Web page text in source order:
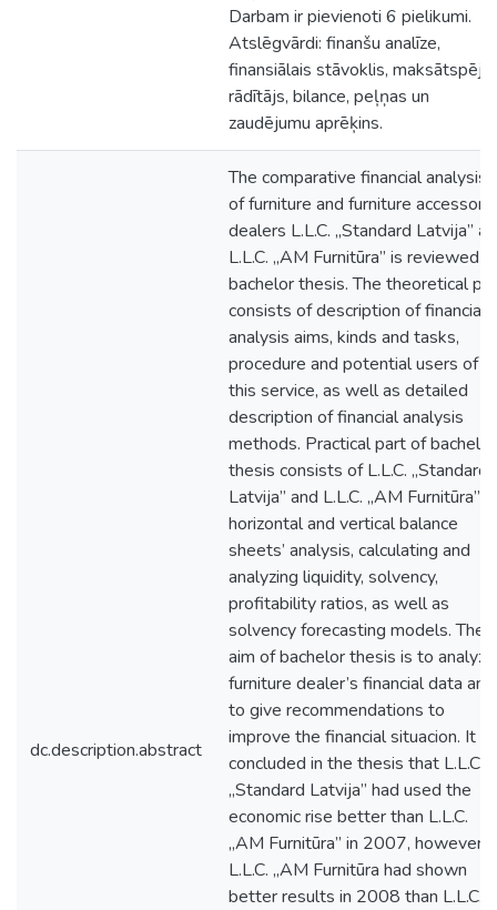
Darbam ir pievienoti 6 pielikumi.
Atslēgvārdi: finanšu analīze,
finansiālais stāvoklis, maksātspēja,
rādītājs, bilance, peļņas un
zaudējumu aprēķins.
dc.description.abstract
The comparative financial analysis
of furniture and furniture
dealers L.L.C. „Standard Latvija”
L.L.C. „AM Furnitūra” is reviewed in
bachelor thesis. The theoretical
consists of description of financial
analysis aims, kinds and tasks,
procedure and potential users of
this service, as well as detailed
description of financial analysis
methods. Practical part of bachelor
thesis consists of L.L.C. „Standard
Latvija” and L.L.C. „AM Furnitūra”
horizontal and vertical balance
sheets’ analysis, calculating and
analyzing liquidity, solvency,
profitability ratios, as well as
solvency forecasting models. The
aim of bachelor thesis is to analyze
furniture dealer’s financial data and
to give recommendations to
improve the financial situacion. It is
concluded in the thesis that L.L.C.
„Standard Latvija” had used the
economic rise better than L.L.C.
„AM Furnitūra” in 2007, however,
L.L.C. „AM Furnitūra had shown
better results in 2008 than L.L.C.